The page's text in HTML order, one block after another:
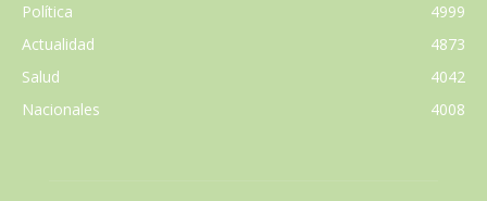
Política
4999
Actualidad
4873
Salud
4042
Nacionales
4008